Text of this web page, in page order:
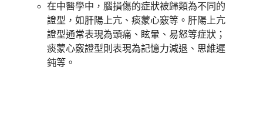
在中醫學中，腦損傷的症狀被歸類為不同的
證型，如肝陽上亢、痰蒙心竅等。肝陽上亢
證型通常表現為頭痛、眩暈、易怒等症狀；
痰蒙心竅證型則表現為記憶力減退、思維遲
鈍等。